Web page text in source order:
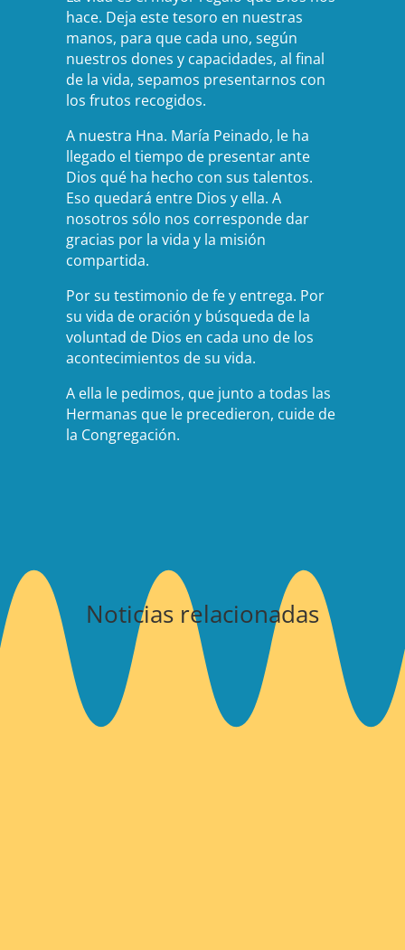
hace. Deja este tesoro en nuestras
manos, para que cada uno, según
nuestros dones y capacidades, al final
de la vida, sepamos presentarnos con
los frutos recogidos.
A nuestra Hna. María Peinado, le ha
llegado el tiempo de presentar ante
Dios qué ha hecho con sus talentos.
Eso quedará entre Dios y ella. A
nosotros sólo nos corresponde dar
gracias por la vida y la misión
compartida.
Por su testimonio de fe y entrega. Por
su vida de oración y búsqueda de la
voluntad de Dios en cada uno de los
acontecimientos de su vida.
A ella le pedimos, que junto a todas las
Hermanas que le precedieron, cuide de
la Congregación.
Noticias relacionadas